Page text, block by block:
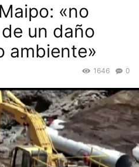
«no
un daño
ambiente»
0
1646